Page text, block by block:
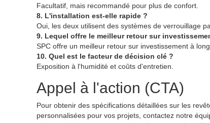
Facultatif, mais recommandé pour plus de confort.
8. L'installation est-elle rapide ?
Oui, les deux utilisent des systèmes de verrouillage
9. Lequel offre le meilleur retour sur
SPC offre un meilleur retour sur investissement à
10. Quel est le facteur de décision clé ?
Exposition à l'humidité et coûts d'entretien.
Appel à l'action (CTA)
Pour obtenir des spécifications détaillées sur les
personnalisées pour vos projets, contactez notre